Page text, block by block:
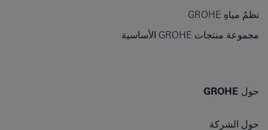
نظمُ مياهِ GROHE
مجموعة منتجات GROHE الأساسية
حول GROHE
حول الشركة